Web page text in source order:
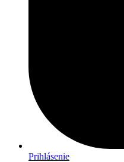
Prihlásenie